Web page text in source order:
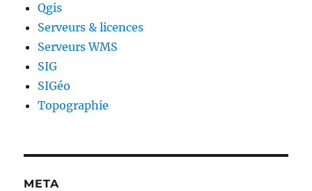
Qgis
Serveurs & licences
Serveurs WMS
SIG
SIGéo
Topographie
META